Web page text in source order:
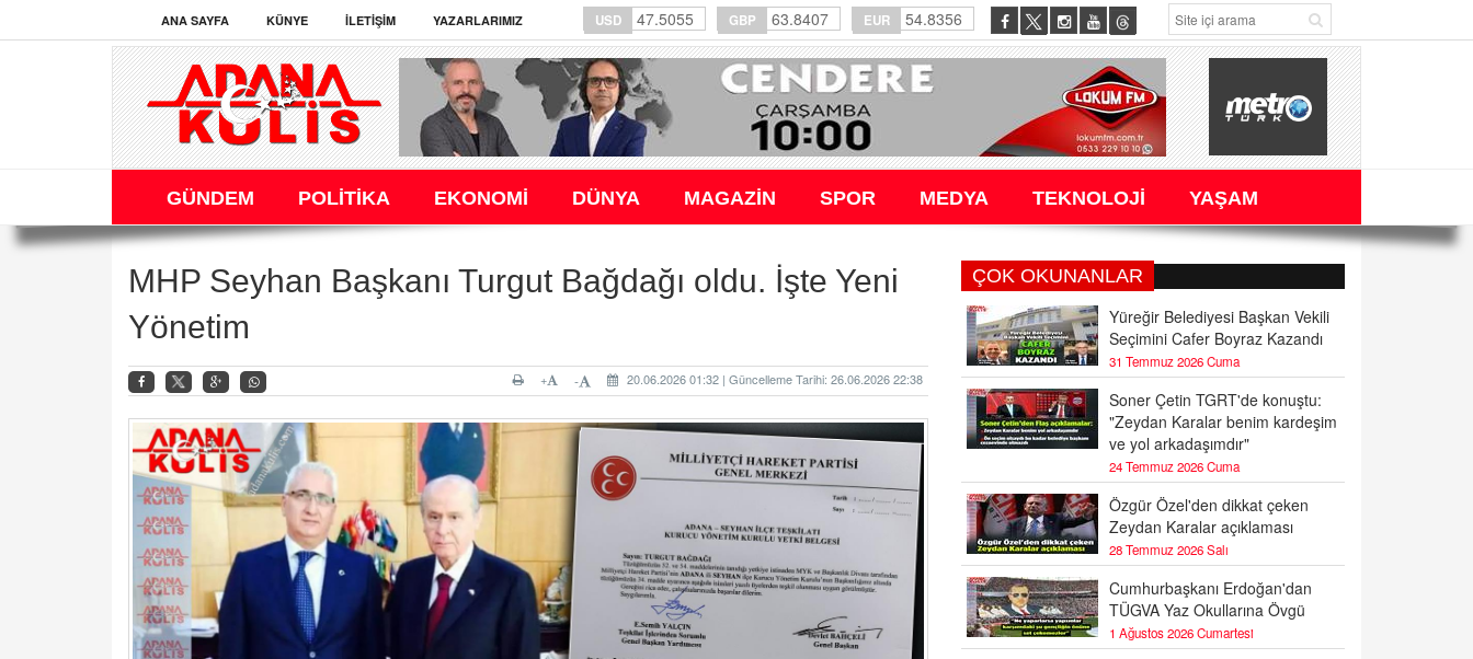
ANA SAYFA KÜNYE İLETIŞIM YAZARLARIMIZ USD 47.5055 GBP 63.8407 EUR 54.8356
GÜNDEM POLİTİKA EKONOMİ DÜNYA MAGAZİN SPOR MEDYA TEKNOLOJİ YAŞAM
MHP Seyhan Başkanı Turgut Bağdağı oldu. İşte Yeni
Yönetim
20.06.2026 01:32 | Güncelleme Tarihi: 26.06.2026 22:38
-
+
ÇOK OKUNANLAR
Yüreğir Belediyesi Başkan Vekili
Seçimini Cafer Boyraz Kazandı
31 Temmuz 2026 Cuma
Soner Çetin TGRT'de konuştu:
"Zeydan Karalar benim kardeşim
ve yol arkadaşımdır"
24 Temmuz 2026 Cuma
Özgür Özel'den dikkat çeken
Zeydan Karalar açıklaması
28 Temmuz 2026 Salı
Cumhurbaşkanı Erdoğan'dan
TÜGVA Yaz Okullarına Övgü
1 Ağustos 2026 Cumartesi